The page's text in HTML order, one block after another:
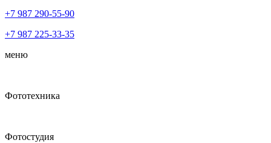
+7 987 290-55-90
+7 987 225-33-35
меню
Фототехника
Фотостудия